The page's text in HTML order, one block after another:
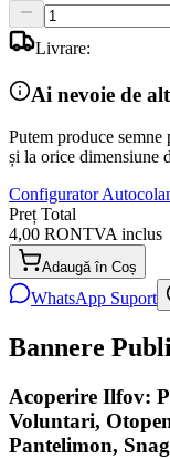
Livrare:
Ai nevoie de
Putem produce
și la orice dimensiune
Configurator
Preț Total
4,00 RONTVA inclus
Adaugă în Coș
WhatsApp Suport
Bannere
Acoperire Ilfov:
Voluntari,
Pantelimon,